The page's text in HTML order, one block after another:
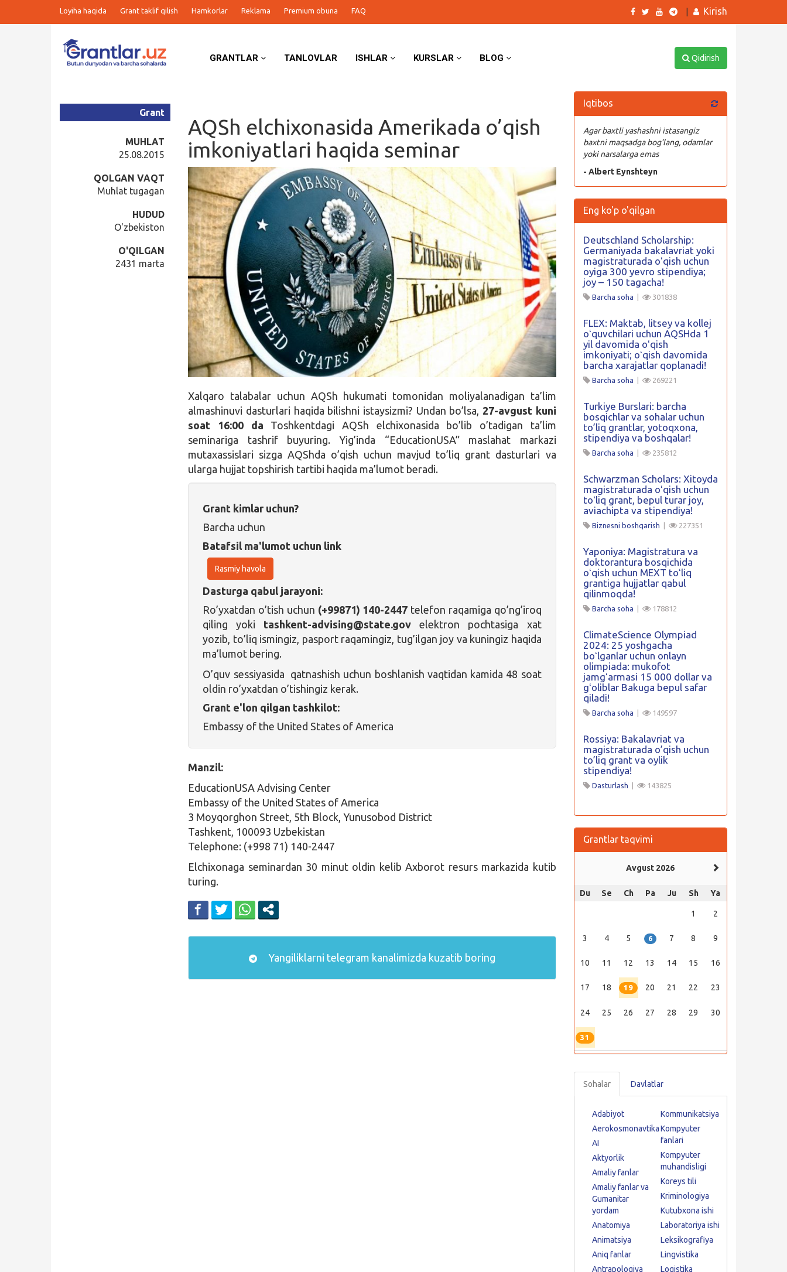
Loyiha haqida Grant taklif qilish Hamkorlar Reklama Premium obuna FAQ Kirish
GRANTLAR TANLOVLAR ISHLAR KURSLAR BLOG Qidirish
AQSh elchixonasida Amerikada o’qish
imkoniyatlari haqida seminar
Grant
MUHLAT
25.08.2015
QOLGAN VAQT
Muhlat tugagan
HUDUD
O'zbekiston
O'QILGAN
2431 marta
Xalqaro talabalar uchun AQSh hukumati tomonidan moliyalanadigan ta’lim
almashinuvi dasturlari haqida bilishni istaysizmi? Undan bo’lsa, 27-avgust kuni
soat 16:00 da Toshkentdagi AQSh elchixonasida bo’lib o’tadigan ta’lim
seminariga tashrif buyuring. Yig’inda “EducationUSA” maslahat markazi
mutaxassislari sizga AQShda o’qish uchun mavjud to’liq grant dasturlari va
ularga hujjat topshirish tartibi haqida ma’lumot beradi.
Grant kimlar uchun?
Barcha uchun
Batafsil ma'lumot uchun link
Rasmiy havola
Dasturga qabul jarayoni:
Ro’yxatdan o’tish uchun (+99871) 140-2447 telefon raqamiga qo’ng’iroq
qiling yoki tashkent-advising@state.gov elektron pochtasiga xat
yozib, to’liq ismingiz, pasport raqamingiz, tug’ilgan joy va kuningiz haqida
ma’lumot bering.
O’quv sessiyasida qatnashish uchun boshlanish vaqtidan kamida 48 soat
oldin ro’yxatdan o’tishingiz kerak.
Grant e'lon qilgan tashkilot:
Embassy of the United States of America
Manzil:
EducationUSA Advising Center
Embassy of the United States of America
3 Moyqorghon Street, 5th Block, Yunusobod District
Tashkent, 100093 Uzbekistan
Telephone: (+998 71) 140-2447
Elchixonaga seminardan 30 minut oldin kelib Axborot resurs markazida kutib
turing.
Yangiliklarni telegram kanalimizda kuzatib boring
Iqtibos
Agar baxtli yashashni istasangiz
baxtni maqsadga bog’lang, odamlar
yoki narsalarga emas
- Albert Eynshteyn
Eng ko'p o'qilgan
Deutschland Scholarship:
Germaniyada bakalavriat yoki
magistraturada oʻqish uchun
oyiga 300 yevro stipendiya;
joy – 150 tagacha!
Barcha soha 301838
FLEX: Maktab, litsey va kollej
oʻquvchilari uchun AQSHda 1
yil davomida oʻqish
imkoniyati; oʻqish davomida
barcha xarajatlar qoplanadi!
Barcha soha 269221
Turkiye Burslari: barcha
bosqichlar va sohalar uchun
to’liq grantlar, yotoqxona,
stipendiya va boshqalar!
Barcha soha 235812
Schwarzman Scholars: Xitoyda
magistraturada oʻqish uchun
toʻliq grant, bepul turar joy,
aviachipta va stipendiya!
Biznesni boshqarish 227351
Yaponiya: Magistratura va
doktorantura bosqichida
oʻqish uchun MEXT toʻliq
grantiga hujjatlar qabul
qilinmoqda!
Barcha soha 178812
ClimateScience Olympiad
2024: 25 yoshgacha
boʻlganlar uchun onlayn
olimpiada: mukofot
jamgʻarmasi 15 000 dollar va
gʻoliblar Bakuga bepul safar
qiladi!
Barcha soha 149597
Rossiya: Bakalavriat va
magistraturada o’qish uchun
to’liq grant va oylik
stipendiya!
Dasturlash 143825
Grantlar taqvimi
Avgust 2026
Du Se Ch Pa Ju Sh Ya
1 2
3 4 5 6 7 8 9
10 11 12 13 14 15 16
17 18 19 20 21 22 23
24 25 26 27 28 29 30
31
Sohalar Davlatlar
Adabiyot
Aerokosmonavtika
AI
Aktyorlik
Amaliy fanlar
Amaliy fanlar va
Gumanitar
yordam
Anatomiya
Animatsiya
Aniq fanlar
Antrapologiya
Kommunikatsiya
Kompyuter
fanlari
Kompyuter
muhandisligi
Koreys tili
Kriminologiya
Kutubxona ishi
Laboratoriya ishi
Leksikografiya
Lingvistika
Logistika